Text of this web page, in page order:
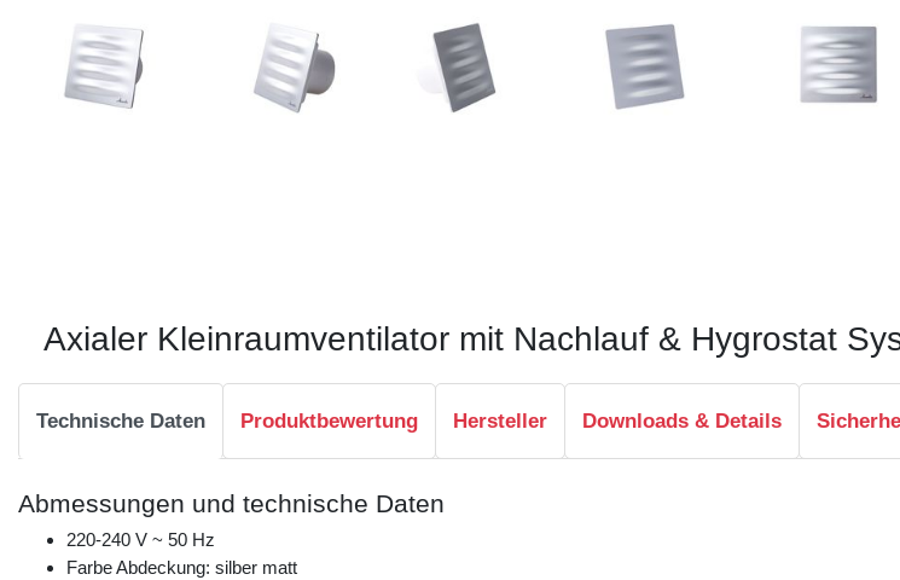
Axialer Kleinraumventilator mit Nachlauf & Hygrostat
Technische Daten Produktbewertung Hersteller Downloads & Details
Abmessungen und technische Daten
220-240 V ~ 50 Hz
Farbe Abdeckung: silber matt